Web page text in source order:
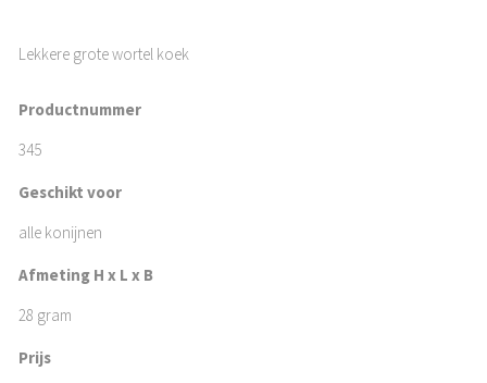
Lekkere grote wortel koek
Productnummer
345
Geschikt voor
alle konijnen
Afmeting H x L x B
28 gram
Prijs